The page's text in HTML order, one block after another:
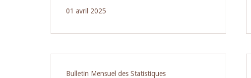
01 avril 2025
Bulletin Mensuel des Statistiques